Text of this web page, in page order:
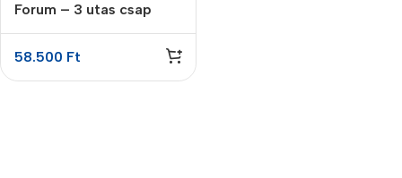
Forum – 3 utas csap
58.500 Ft